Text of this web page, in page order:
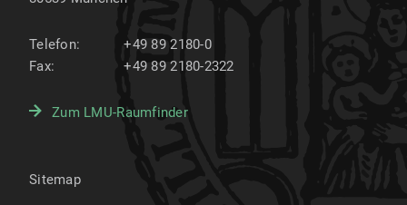
Telefon:
+49 89 2180-0
Fax:
+49 89 2180-2322
Zum LMU-Raumfinder
Sitemap